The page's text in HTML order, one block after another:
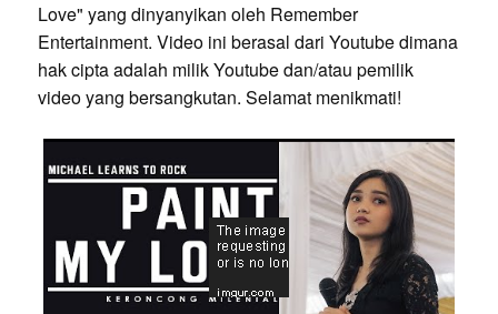
Love" yang dinyanyikan oleh Remember
Entertainment. Video ini berasal dari Youtube dimana
hak cipta adalah milik Youtube dan/atau pemilik
video yang bersangkutan. Selamat menikmati!